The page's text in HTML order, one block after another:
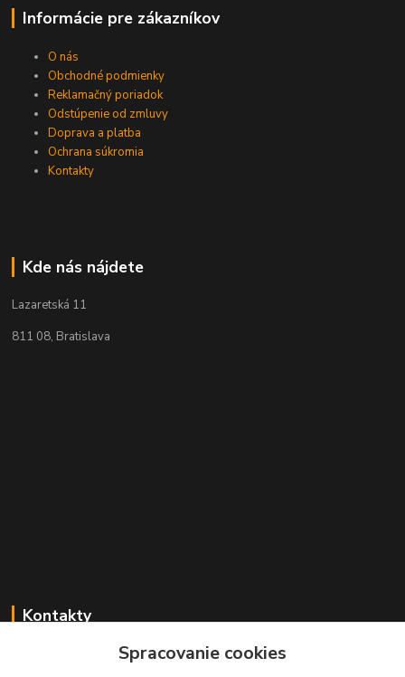
Informácie pre zákazníkov
O nás
Obchodné podmienky
Reklamačný poriadok
Odstúpenie od zmluvy
Doprava a platba
Ochrana súkromia
Kontakty
Kde nás nájdete
Lazaretská 11
811 08, Bratislava
Kontakty
+421 2 529 67 411Spracovanie cookies